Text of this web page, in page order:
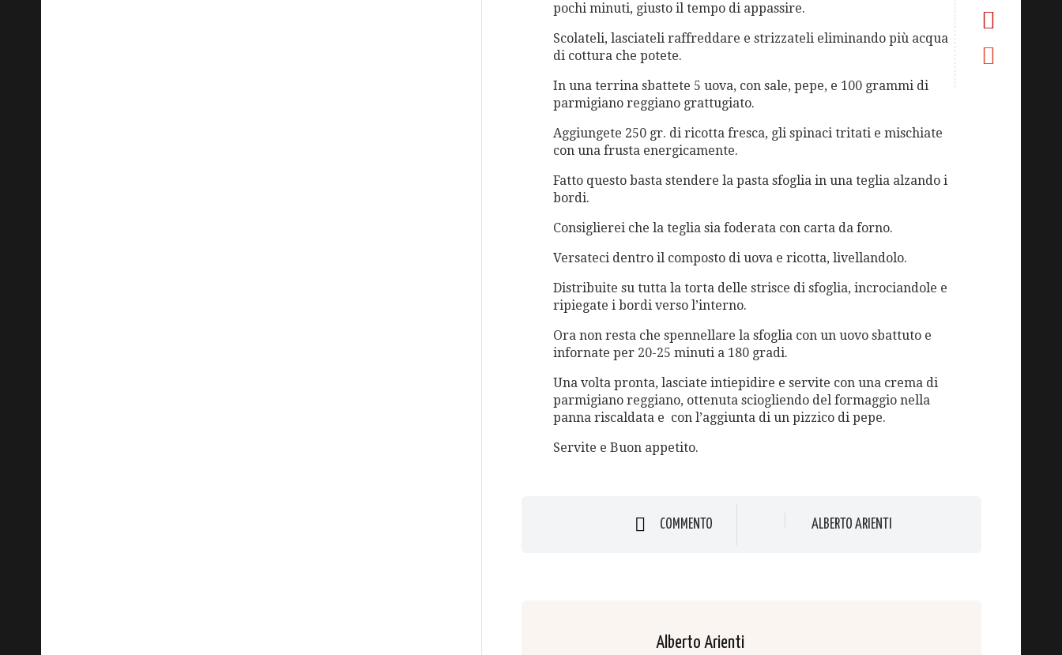
pochi minuti, giusto il tempo di appassire.
Scolateli, lasciateli raffreddare e strizzateli eliminando più acqua
di cottura che potete.
In una terrina sbattete 5 uova, con sale, pepe, e 100 grammi di
parmigiano reggiano grattugiato.
Aggiungete 250 gr. di ricotta fresca, gli spinaci tritati e mischiate
con una frusta energicamente.
Fatto questo basta stendere la pasta sfoglia in una teglia alzando i
bordi.
Consiglierei che la teglia sia foderata con carta da forno.
Versateci dentro il composto di uova e ricotta, livellandolo.
Distribuite su tutta la torta delle strisce di sfoglia, incrociandole e
ripiegate i bordi verso l’interno.
Ora non resta che spennellare la sfoglia con un uovo sbattuto e
infornate per 20-25 minuti a 180 gradi.
Una volta pronta, lasciate intiepidire e servite con una crema di
parmigiano reggiano, ottenuta sciogliendo del formaggio nella
panna riscaldata e con l’aggiunta di un pizzico di pepe.
Servite e Buon appetito.
COMMENTO ALBERTO ARIENTI
Alberto Arienti